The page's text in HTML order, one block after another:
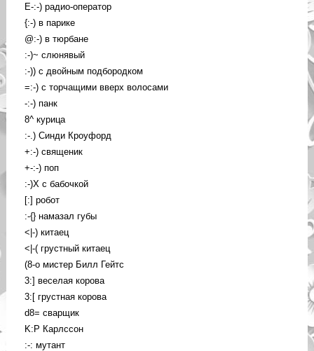
E-:-) радио-оператор
{:-) в парике
@:-) в тюрбане
:-)~ слюнявый
:-)) с двойным подбородком
=:-) с торчащими вверх волосами
-:-) панк
8^ курица
:-.) Синди Кроуфорд
+:-) священик
+-:-) поп
:-)X с бабочкой
[:] робот
:-{} намазал губы
<|-) китаец
<|-( грустный китаец
(8-o мистер Билл Гейтс
3:] веселая корова
3:[ грустная корова
d8= сварщик
K:P Карлссон
:-: мутант